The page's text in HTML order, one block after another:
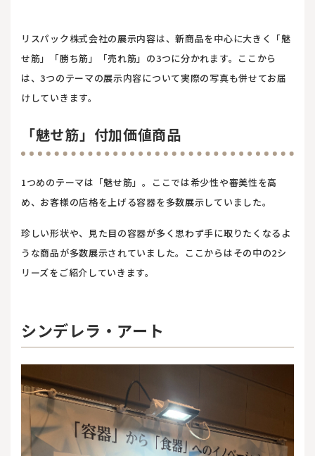
リスパック株式会社の展示内容は、新商品を中心に大きく「魅
せ筋」「勝ち筋」「売れ筋」の3つに分かれます。ここから
は、3つのテーマの展示内容について実際の写真も併せてお届
けしていきます。
「魅せ筋」付加価値商品
1つめのテーマは「魅せ筋」。ここでは希少性や審美性を高
め、お客様の店格を上げる容器を多数展示していました。
珍しい形状や、見た目の容器が多く思わず手に取りたくなるよ
うな商品が多数展示されていました。ここからはその中の2シ
リーズをご紹介していきます。
シンデレラ・アート